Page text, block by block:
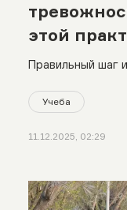
этой
Правильный шаг
Учеба
11.12.2025, 02:29